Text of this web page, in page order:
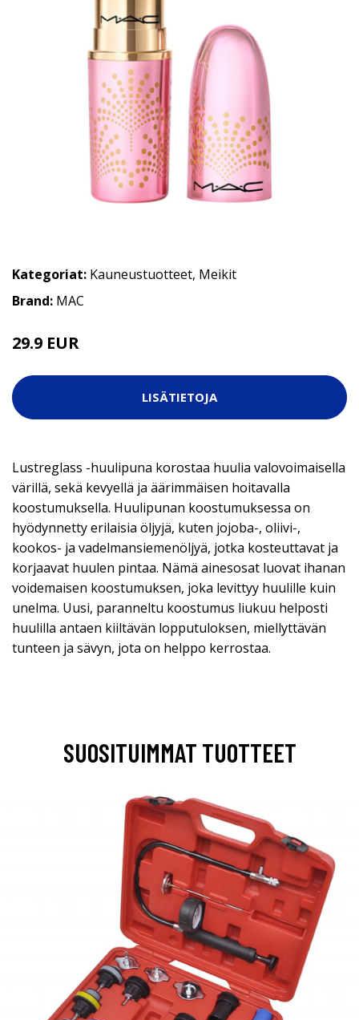
Kategoriat: Kauneustuotteet, Meikit
Brand: MAC
29.9 EUR
LISÄTIETOJA
Lustreglass -huulipuna korostaa huulia valovoimaisella
värillä, sekä kevyellä ja äärimmäisen hoitavalla
koostumuksella. Huulipunan koostumuksessa on
hyödynnetty erilaisia öljyjä, kuten jojoba-, oliivi-,
kookos- ja vadelmansiemenöljyä, jotka kosteuttavat ja
korjaavat huulen pintaa. Nämä ainesosat luovat ihanan
voidemaisen koostumuksen, joka levittyy huulille kuin
unelma. Uusi, paranneltu koostumus liukuu helposti
huulilla antaen kiiltävän lopputuloksen, miellyttävän
tunteen ja sävyn, jota on helppo kerrostaa.
SUOSITUIMMAT TUOTTEET